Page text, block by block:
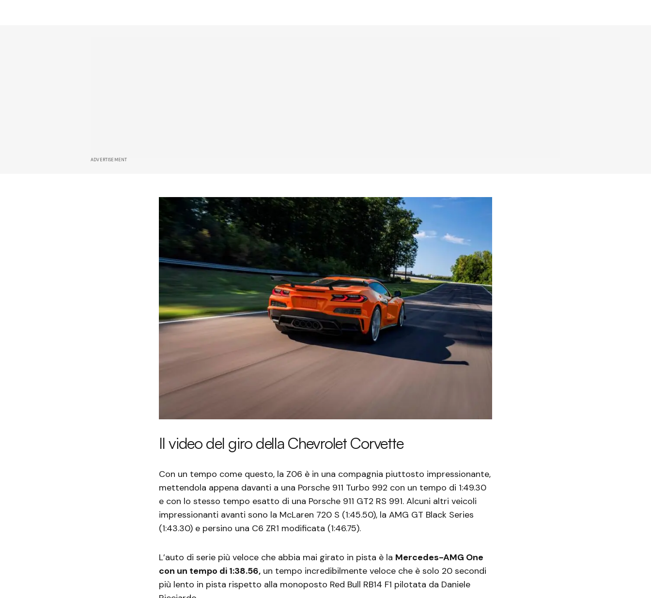
ADVERTISEMENT
Il video del giro della Chevrolet Corvette
Con un tempo come questo, la Z06 è in una compagnia piuttosto impressionante,
mettendola appena davanti a una Porsche 911 Turbo 992 con un tempo di 1:49.30
e con lo stesso tempo esatto di una Porsche 911 GT2 RS 991. Alcuni altri veicoli
impressionanti avanti sono la McLaren 720 S (1:45.50), la AMG GT Black Series
(1:43.30) e persino una C6 ZR1 modificata (1:46.75).
L’auto di serie più veloce che abbia mai girato in pista è la Mercedes-AMG One
con un tempo di 1:38.56, un tempo incredibilmente veloce che è solo 20 secondi
più lento in pista rispetto alla monoposto Red Bull RB14 F1 pilotata da Daniele